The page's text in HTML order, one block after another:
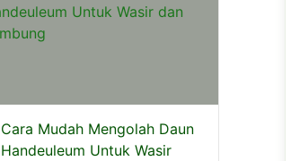
Cara Mudah Mengolah Daun
Handeuleum Untuk Wasir